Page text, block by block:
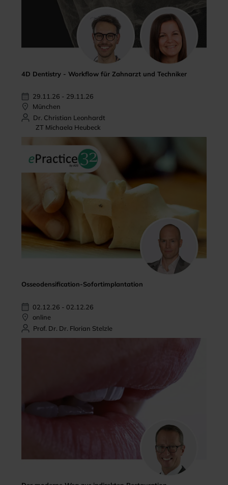
4D Dentistry - Workflow für Zahnarzt und Techniker
29.11.26 - 29.11.26
München
Dr. Christian Leonhardt
ZT Michaela Heubeck
Osseodensification-Sofortimplantation
02.12.26 - 02.12.26
online
Prof. Dr. Dr. Florian Stelzle